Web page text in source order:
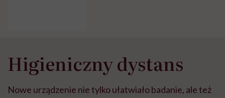
Higieniczny dystans
Nowe urządzenie nie tylko ułatwiało badanie, ale też